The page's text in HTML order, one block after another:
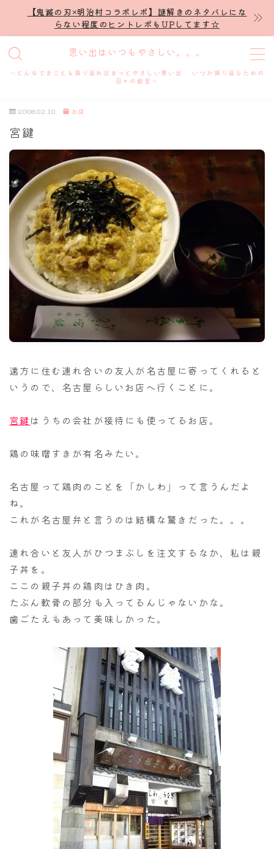
【鬼滅の刃×明治村コラボレポ】謎解きのネタバレにな
らない程度のヒントレポもUPしてます☆
思い出はいつもやさしい。。。
～どんなできごとも振り返ればきっとやさしい思い出 いつか振り返るための
日々の戯言～
MENU
プロフィール
謎解き
ホテル滞在記
舞台・ライブ
名古屋
ナナちゃん人形
2008.02.10 お店
宮鍵
遠方に住む連れ合いの友人が名古屋に寄ってくれると
いうので、名古屋らしいお店へ行くことに。
宮鍵 はうちの会社が接待にも使ってるお店。
鶏の味噌すきが有名みたい。
名古屋って鶏肉のことを「かしわ」って言うんだよ
ね。
これが名古屋弁と言うのは結構な驚きだった。。。
連れ合いと友人がひつまぶしを注文するなか、私は親
子丼を。
ここの親子丼の鶏肉はひき肉。
たぶん軟骨の部分も入ってるんじゃないかな。
歯ごたえもあって美味しかった。